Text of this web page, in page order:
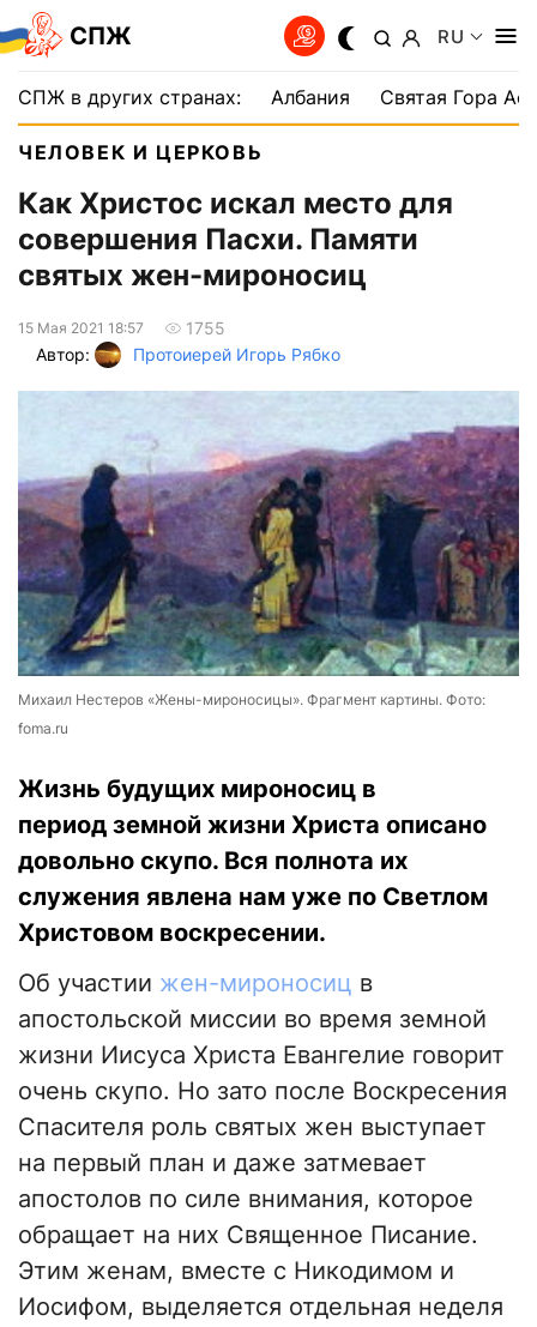
СПЖ RU
СПЖ в других странах: Албания Святая Гора
ЧЕЛОВЕК И ЦЕРКОВЬ
Как Христос искал место для
совершения Пасхи. Памяти
святых жен-мироносиц
15 Мая 2021 18:57
1755
Автор:
Протоиерей Игорь Рябко
Михаил Нестеров «Жены-мироносицы». Фрагмент картины. Фото:
foma.ru
Жизнь будущих мироносиц в
период земной жизни Христа описано
довольно скупо. Вся полнота их
служения явлена нам уже по Светлом
Христовом воскресении.
Об участии жен-мироносиц в
апостольской миссии во время земной
жизни Иисуса Христа Евангелие говорит
очень скупо. Но зато после Воскресения
Спасителя роль святых жен выступает
на первый план и даже затмевает
апостолов по силе внимания, которое
обращает на них Священное Писание.
Этим женам, вместе с Никодимом и
Иосифом, выделяется отдельная неделя